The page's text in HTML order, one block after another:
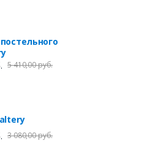
5 410,00 руб.
Valtery
3 080,00 руб.